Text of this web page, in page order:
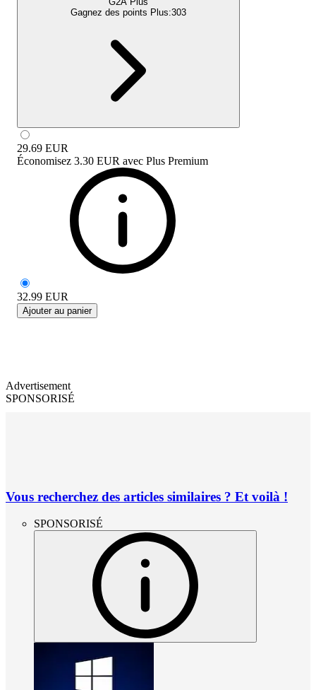
Gagnez des points Plus:303
29.69 EUR
Économisez 3.30 EUR avec Plus Premium
32.99 EUR
Ajouter au panier
Advertisement
SPONSORISÉ
Vous recherchez des articles similaires ? Et voilà !
SPONSORISÉ